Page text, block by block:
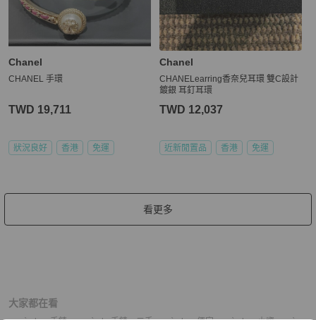
Chanel
CHANEL 手環
TWD 19,711
狀況良好 香港 免運
Chanel
CHANELearring香奈兒耳環 雙C設計
鍍銀 耳釘耳環
TWD 12,037
近新閒置品 香港 免運
看更多
大家都在看